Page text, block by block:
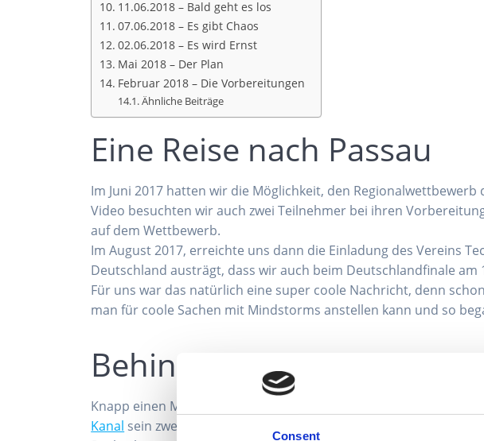
Consent
11.06.2018 – Bald geht es los
07.06.2018 – Es gibt Chaos
02.06.2018 – Es wird Ernst
Mai 2018 – Der Plan
Februar 2018 – Die Vorbereitungen
Ähnliche Beiträge
Eine Reise nach Passau
Im Juni 2017 hatten wir die Möglichkeit, den Regionalwettbewerb
Video besuchten wir auch zwei Teilnehmer bei ihren
auf dem Wettbewerb.
Im August 2017, erreichte uns dann die Einladung des Vereins
Deutschland austrägt, dass wir auch beim Deutschlandfinale am
Für uns war das natürlich eine super coole Nachricht, denn
man für coole Sachen mit Mindstorms anstellen kann und so
Behind the Scenes
Knapp einen Monat ist das Deutschlandfinale der WRO in
Kanal sein zwei jähriges Bestehen. Passend dazu gibt es heute